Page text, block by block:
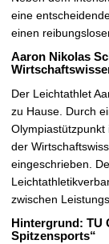
eine
einen
Aaron Nikolas
Der Leichtathlet
zu Hause. Durch
der
eingeschrieben.
zwischen
Hintergrund: TU
Spitzensports“